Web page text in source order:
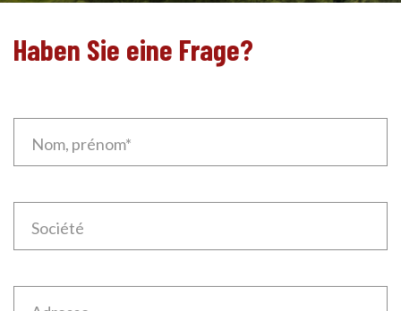
Haben Sie eine Frage?
Nom, prénom*
Société